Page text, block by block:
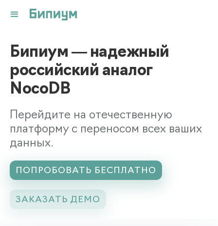
Бипиум — надежный
российский аналог
NocoDB
Перейдите на отечественную
платформу с переносом всех ваших
данных.
ПОПРОБОВАТЬ БЕСПЛАТНО
ЗАКАЗАТЬ ДЕМО